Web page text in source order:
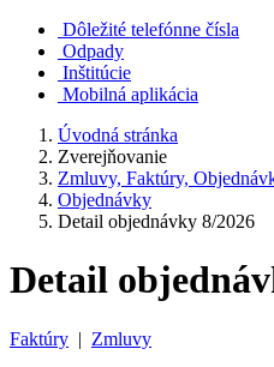
Dôležité telefónne čísla
Odpady
Inštitúcie
Mobilná aplikácia
Úvodná stránka
Zverejňovanie
Zmluvy, Faktúry,
Objednávky
Detail objednávky 8/2026
Detail
Faktúry | Zmluvy